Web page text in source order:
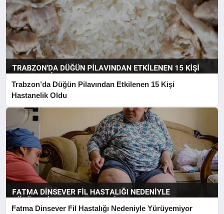
Trabzon’da Düğün Pilavından Etkilenen 15 Kişi
Hastanelik Oldu
Fatma Dinsever Fil Hastalığı Nedeniyle Yürüyemiyor